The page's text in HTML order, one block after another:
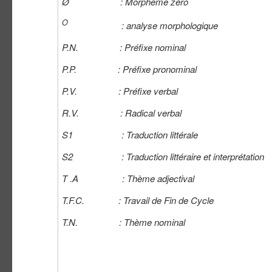
O : analyse morphologique
P.N. : Préfixe nominal
P.P. : Préfixe pronominal
P.V. : Préfixe verbal
R.V. : Radical verbal
S1 : Traduction littérale
S2 : Traduction littéraire et interprétation
T .A : Thème adjectival
T.F.C. : Travail de Fin de Cycle
T.N. : Thème nominal